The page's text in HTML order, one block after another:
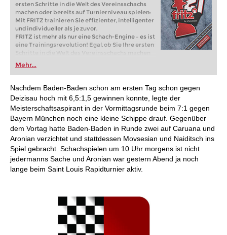
ersten Schritte in die Welt des Vereinsschachs
machen oder bereits auf Turnierniveau spielen:
Mit FRITZ trainieren Sie effizienter, intelligenter
und individueller als je zuvor.
FRITZ ist mehr als nur eine Schach-Engine – es ist
eine Trainingsrevolution! Egal, ob Sie Ihre ersten
Schritte in die Welt des Vereinsschachs machen
oder bereits auf Turnierniveau spielen: Mit
FRITZ trainieren Sie effizienter, intelligenter und
individueller als je zuvor.
Mehr...
Nachdem Baden-Baden schon am ersten Tag schon gegen
Deizisau hoch mit 6,5:1,5 gewinnen konnte, legte der
Meisterschaftsaspirant in der Vormittagsrunde beim 7:1 gegen
Bayern München noch eine kleine Schippe drauf. Gegenüber
dem Vortag hatte Baden-Baden in Runde zwei auf Caruana und
Aronian verzichtet und stattdessen Movsesian und Naiditsch ins
Spiel gebracht. Schachspielen um 10 Uhr morgens ist nicht
jedermanns Sache und Aronian war gestern Abend ja noch
lange beim Saint Louis Rapidturnier aktiv.